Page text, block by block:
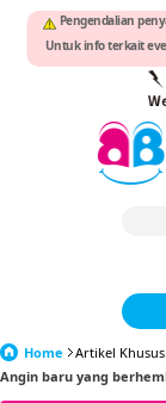
Pengendalian
Untuk info terkait
Home Artikel Khusus
Angin baru yang